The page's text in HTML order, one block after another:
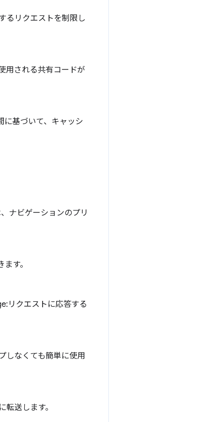
るリクエストを制限し
用される共有コードが
に基づいて、キャッシ
ナビゲーションのプリ
す。
リクエストに応答する
しなくても簡単に使用
送します。